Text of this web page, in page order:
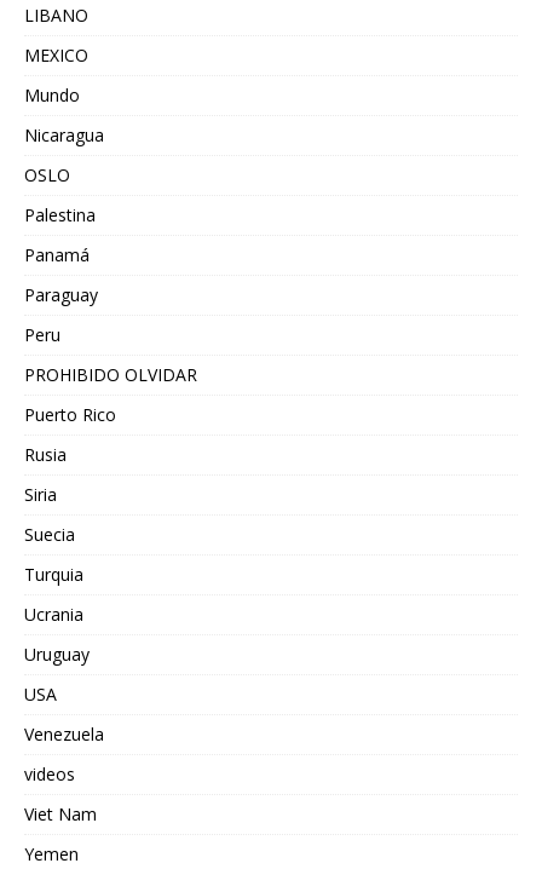
LIBANO
MEXICO
Mundo
Nicaragua
OSLO
Palestina
Panamá
Paraguay
Peru
PROHIBIDO OLVIDAR
Puerto Rico
Rusia
Siria
Suecia
Turquia
Ucrania
Uruguay
USA
Venezuela
videos
Viet Nam
Yemen